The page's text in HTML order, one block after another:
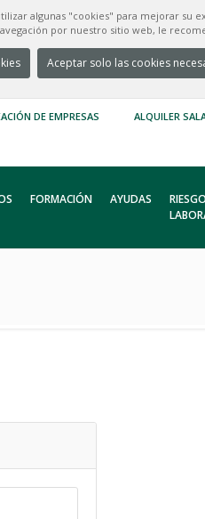
algunas "cookies" para mejorar su
por nuestro sitio web, le
Aceptar solo las cookies
DE EMPRESAS ALQUILER
FORMACIÓN AYUDAS